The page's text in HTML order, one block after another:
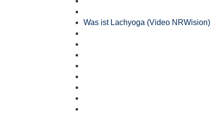
Was ist Lachyoga (Video NRWision)